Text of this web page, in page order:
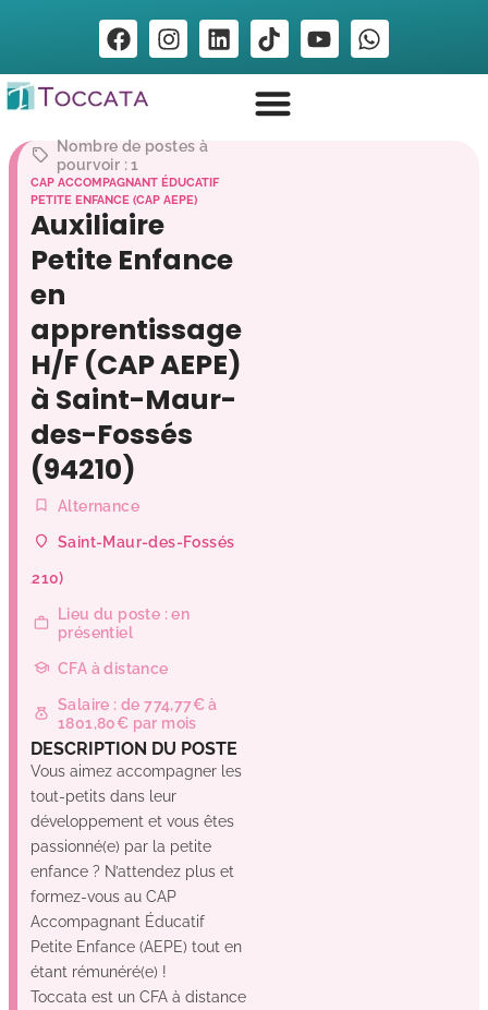
Nombre de postes à
pourvoir : 1
CAP ACCOMPAGNANT ÉDUCATIF
PETITE ENFANCE (CAP AEPE)
Auxiliaire
Petite Enfance
en
apprentissage
H/F (CAP AEPE)
à Saint-Maur-
des-Fossés
(94210)
Alternance
Saint-Maur-des-Fossés
(94210)
Lieu du poste : en
présentiel
CFA à distance
Salaire : de 774,77€ à
1801,80€ par mois
DESCRIPTION DU POSTE
Vous aimez accompagner les
tout-petits dans leur
développement et vous êtes
passionné(e) par la petite
enfance ? N’attendez plus et
formez-vous au CAP
Accompagnant Éducatif
Petite Enfance (AEPE) tout en
étant rémunéré(e) !
Toccata est un CFA à distance